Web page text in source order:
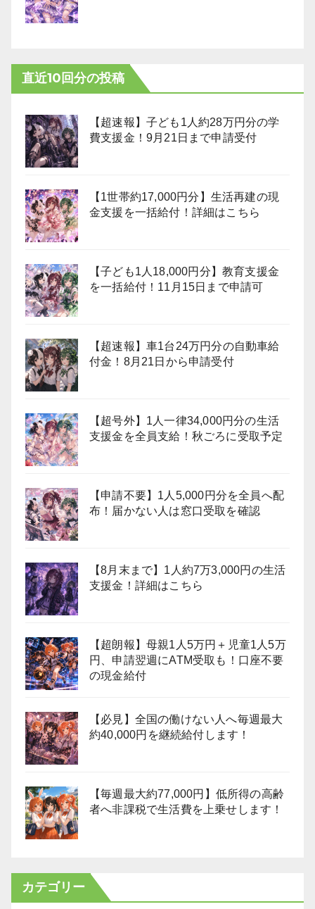
直近10回分の投稿
【超速報】子ども1人約28万円分の学
費支援金！9月21日まで申請受付
【1世帯約17,000円分】生活再建の現
金支援を一括給付！詳細はこちら
【子ども1人18,000円分】教育支援金
を一括給付！11月15日まで申請可
【超速報】車1台24万円分の自動車給
付金！8月21日から申請受付
【超号外】1人一律34,000円分の生活
支援金を全員支給！秋ごろに受取予定
【申請不要】1人5,000円分を全員へ配
布！届かない人は窓口受取を確認
【8月末まで】1人約7万3,000円の生活
支援金！詳細はこちら
【超朗報】母親1人5万円＋児童1人5万
円、申請翌週にATM受取も！口座不要
の現金給付
【必見】全国の働けない人へ毎週最大
約40,000円を継続給付します！
【毎週最大約77,000円】低所得の高齢
者へ非課税で生活費を上乗せします！
カテゴリー